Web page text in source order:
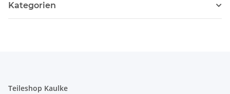
Kategorien
Teileshop Kaulke